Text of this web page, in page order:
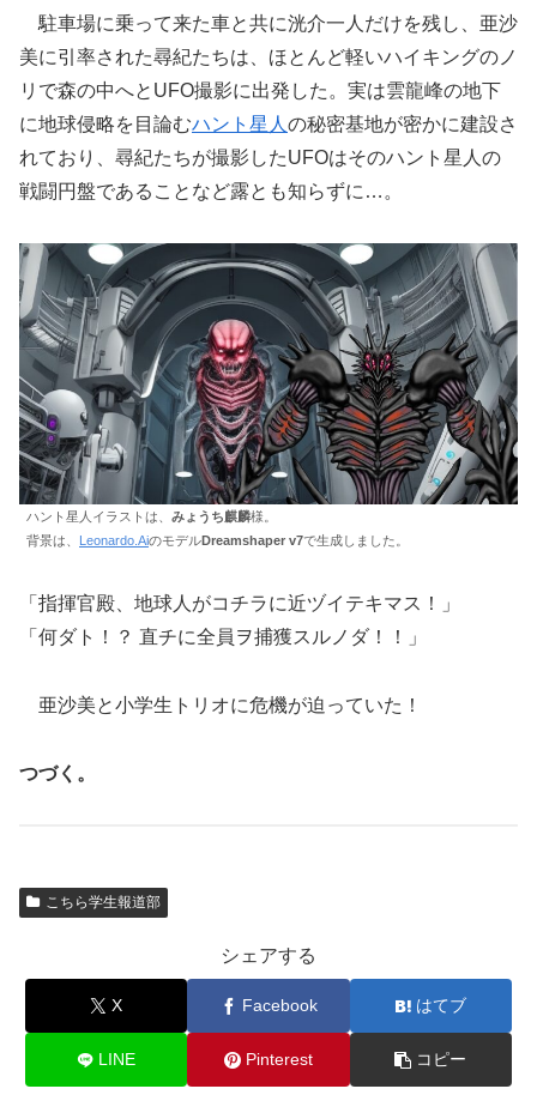
駐車場に乗って来た車と共に洸介一人だけを残し、亜沙
美に引率された尋紀たちは、ほとんど軽いハイキングのノ
リで森の中へとUFO撮影に出発した。実は雲龍峰の地下
に地球侵略を目論むハント星人 の秘密基地が密かに建設さ
れており、尋紀たちが撮影したUFOはそのハント星人の
戦闘円盤であることなど露とも知らずに…。
ハント星人イラストは、 みょうち麒麟様。
背景は、 Leonardo.AiのモデルDreamshaper v7で生成しました。
「指揮官殿、地球人がコチラに近ヅイテキマス！」
「何ダト！？ 直チに全員ヲ捕獲スルノダ！！」
亜沙美と小学生トリオに危機が迫っていた！
つづく。
こちら学生報道部
シェアする
X Facebook はてブ
LINE Pinterest コピー